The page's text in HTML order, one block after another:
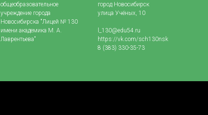
общеобразовательное
учреждение города
Новосибирска "Лицей № 130
имени академика М. А.
Лаврентьева"
город Новосибирск
улица Учёных, 10
l_130@edu54.ru
https://vk.com/sch130nsk
8 (383) 330-35-73